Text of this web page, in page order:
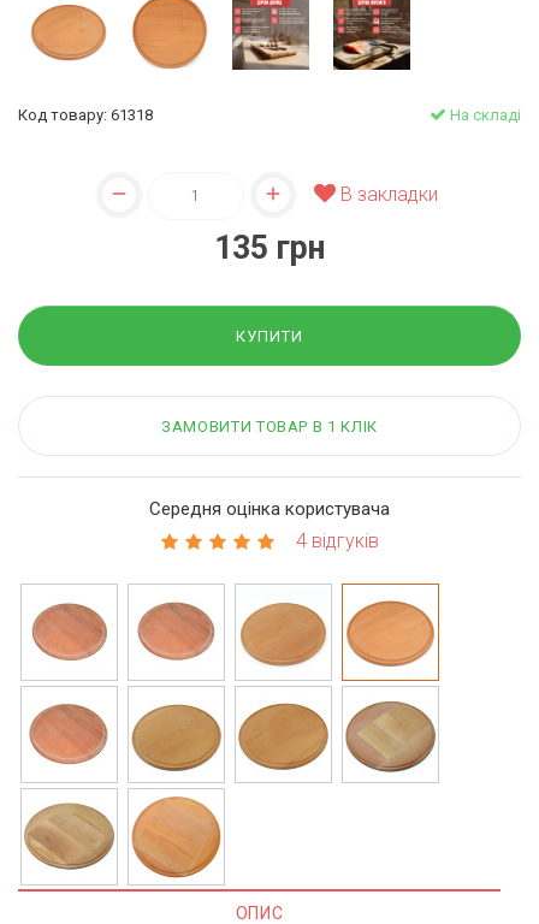
Код товару: 61318 На складі
В закладки
135 грн
КУПИТИ
ЗАМОВИТИ ТОВАР В 1 КЛІК
Середня оцінка користувача
4 відгуків
ОПИС